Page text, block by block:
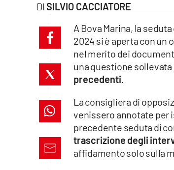
ilvibonese.it
catanzarochannel.it
lacapitalenews.it
SILVIO CACCIATORE
A Bova Marina, la
2024 si è aperta con un
nel merito dei
una questione
precedenti.
La consigliera di
venissero annotate per
precedente seduta di
trascrizione degli
affidamento solo sulla